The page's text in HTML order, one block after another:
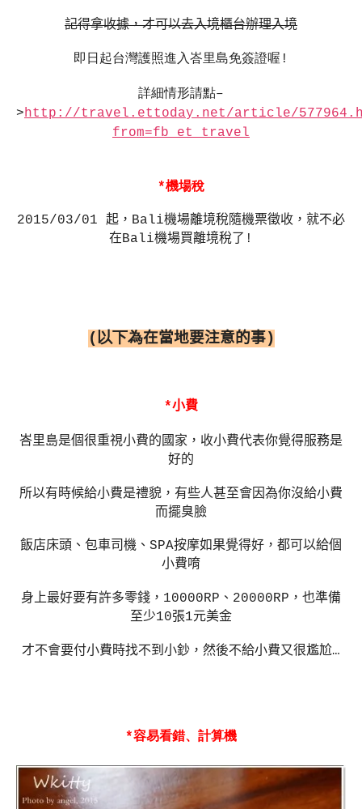
記得拿收據，才可以去入境櫃台辦理入境
即日起台灣護照進入峇里島免簽證喔!
詳細情形請點–
>http://travel.ettoday.net/article/
from=fb_et_travel
*機場稅
2015/03/01 起， Bali機場離境稅隨機票徵收，就不必
在Bali機場買離境稅了 !
(以下為在當地要注意的事)
*小費
峇里島是個很重視小費的國家，收小費代表你覺得服務是
好的
所以有時候給小費是禮貌，有些人甚至會因為你沒給小費
而擺臭臉
飯店床頭、包車司機、 SPA按摩如果覺得好，都可以給個
小費唷
身上最好要有許多零錢， 10000RP 、 20000RP ，也準備
至少10張1元美金
才不會要付小費時找不到小鈔，然後不給小費又很尷尬…
*容易看錯、計算機